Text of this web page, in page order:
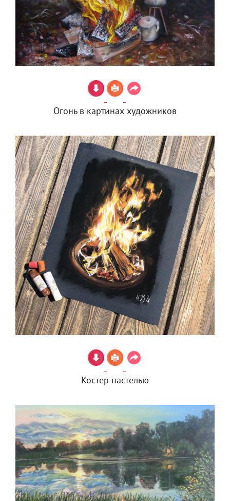
Огонь в картинах художников
Костер пастелью